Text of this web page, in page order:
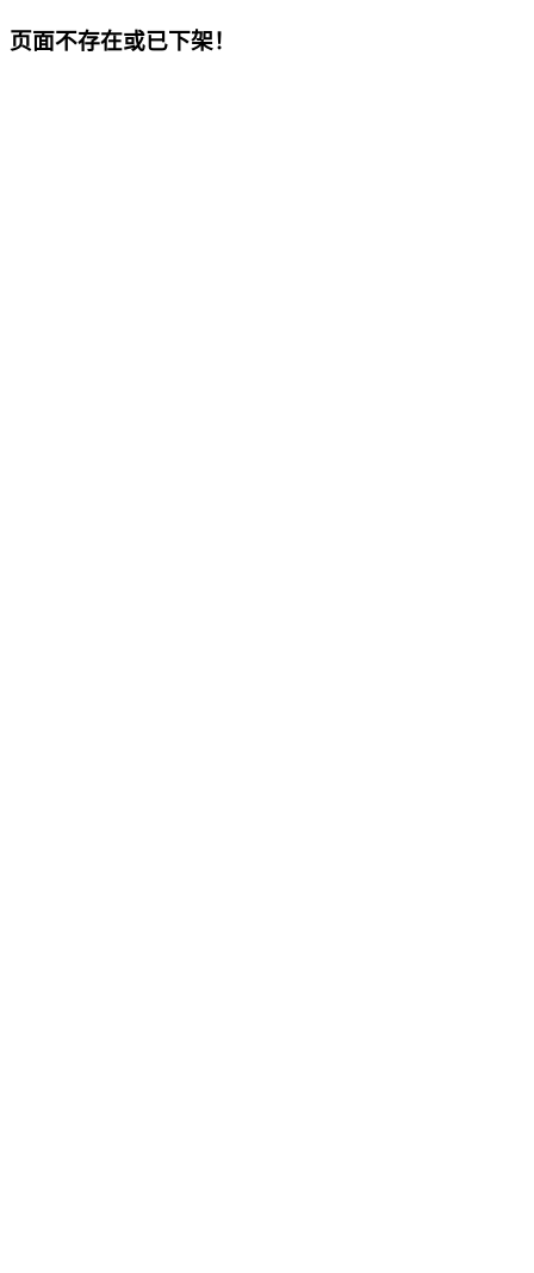
页面不存在或已下架！